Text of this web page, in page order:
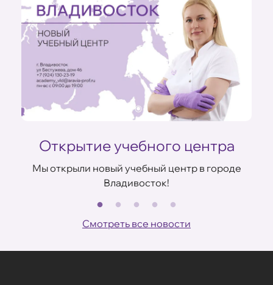
Открытие учебного центра
Мы открыли новый учебный центр в городе
Владивосток!
Смотреть все новости